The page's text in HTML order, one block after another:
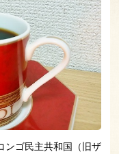
ンゴ民主共和国（旧ザ